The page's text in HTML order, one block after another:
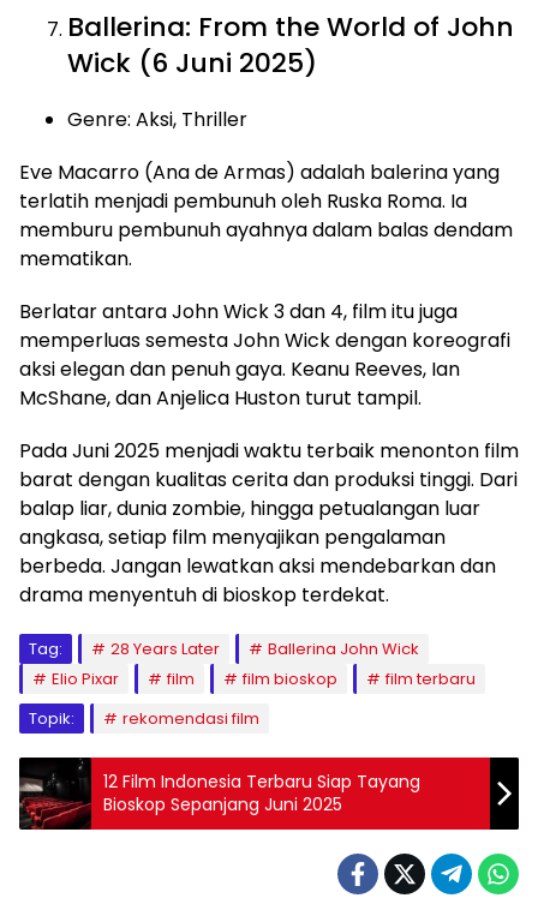
Ballerina: From the World of John
Wick (6 Juni 2025)
Genre: Aksi, Thriller
Eve Macarro (Ana de Armas) adalah balerina yang
terlatih menjadi pembunuh oleh Ruska Roma. Ia
memburu pembunuh ayahnya dalam balas dendam
mematikan.
Berlatar antara John Wick 3 dan 4, film itu juga
memperluas semesta John Wick dengan koreografi
aksi elegan dan penuh gaya. Keanu Reeves, Ian
McShane, dan Anjelica Huston turut tampil.
Pada Juni 2025 menjadi waktu terbaik menonton film
barat dengan kualitas cerita dan produksi tinggi. Dari
balap liar, dunia zombie, hingga petualangan luar
angkasa, setiap film menyajikan pengalaman
berbeda. Jangan lewatkan aksi mendebarkan dan
drama menyentuh di bioskop terdekat.
Tag: 28 Years Later
Ballerina John Wick
Elio Pixar
film film bioskop
film terbaru
Topik:
rekomendasi film
12 Film Indonesia Terbaru Siap Tayang
Bioskop Sepanjang Juni 2025